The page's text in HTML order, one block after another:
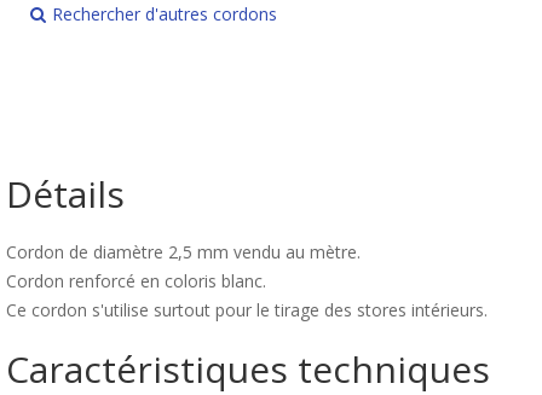
Rechercher d'autres cordons
Détails
Cordon de diamètre 2,5 mm vendu au mètre.
Cordon renforcé en coloris blanc.
Ce cordon s'utilise surtout pour le tirage des stores intérieurs.
Caractéristiques techniques